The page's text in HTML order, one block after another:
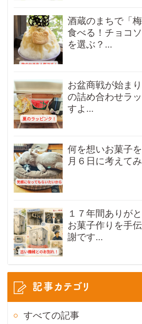
酒蔵のまちで「
食べる！チョコ
を選ぶ？...
お盆商戦が始ま
の詰め合わせラ
すよ...
何を想いお菓子
月６日に考えて
１７年間ありが
お菓子作りを手
謝です...
記事カテゴリ
すべての記事